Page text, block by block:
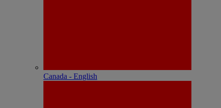
Canada - English